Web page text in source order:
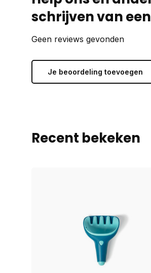
schrijven van
Geen reviews gevonden
Je beoordeling toevoegen
Recent bekeken